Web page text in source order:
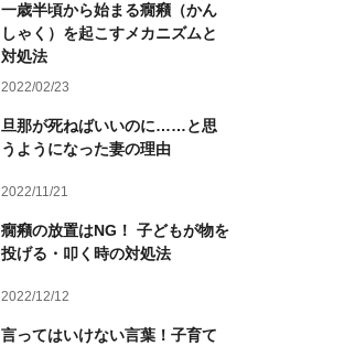
一歳半頃から始まる癇癪（かん
しゃく）を起こすメカニズムと
対処法
2022/02/23
旦那が死ねばいいのに……と思
うようになった妻の理由
2022/11/21
癇癪の放置はNG！ 子どもが物を
投げる・叩く時の対処法
2022/12/12
言ってはいけない言葉！子育て